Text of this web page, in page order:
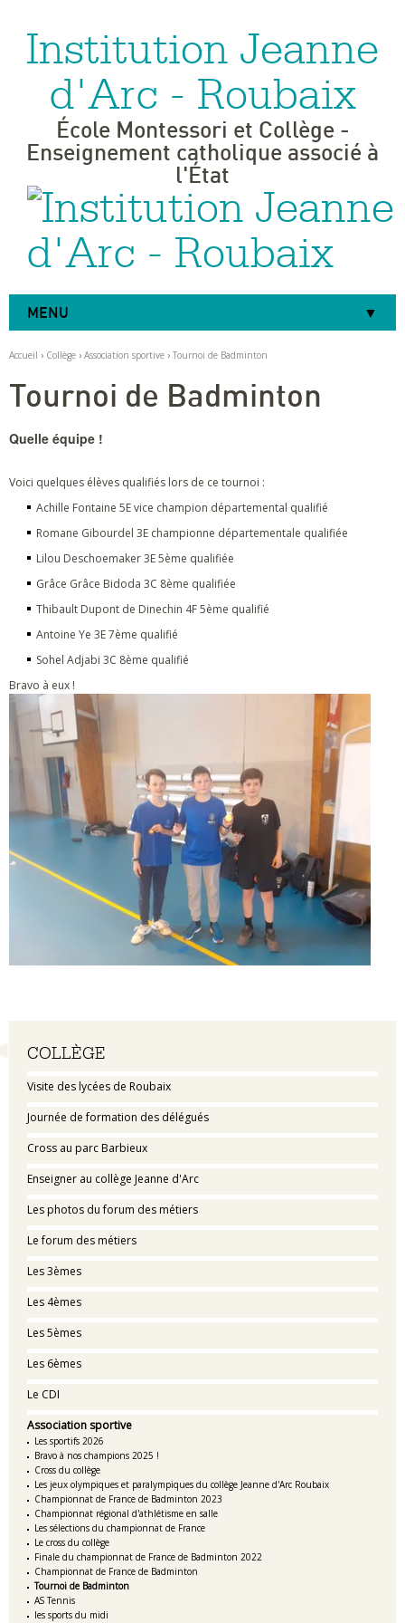
Outils
personnels
Institution Jeanne
d'Arc - Roubaix
École Montessori et Collège -
Enseignement catholique associé à
l'État
MENU
Accueil › Collège › Association sportive › Tournoi de Badminton
Navigation
COLLÈGE
Visite des lycées de Roubaix
Journée de formation des délégués
Cross au parc Barbieux
Enseigner au collège Jeanne d'Arc
Les photos du forum des métiers
Le forum des métiers
Les 3èmes
Les 4èmes
Les 5èmes
Les 6èmes
Le CDI
Association sportive
Les sportifs 2026
Bravo à nos champions 2025 !
Cross du collège
Les jeux olympiques et paralympiques du collège Jeanne d'Arc Roubaix
Championnat de France de Badminton 2023
Championnat régional d'athlétisme en salle
Les sélections du championnat de France
Le cross du collège
Finale du championnat de France de Badminton 2022
Championnat de France de Badminton
Tournoi de Badminton
AS Tennis
les sports du midi
Tournoi de Badminton
Quelle équipe !
Voici quelques élèves qualifiés lors de ce tournoi :
Achille Fontaine 5E vice champion départemental qualifié
Romane Gibourdel 3E championne départementale qualifiée
Lilou Deschoemaker 3E 5ème qualifiée
Grâce Grâce Bidoda 3C 8ème qualifiée
Thibault Dupont de Dinechin 4F 5ème qualifié
Antoine Ye 3E 7ème qualifié
Sohel Adjabi 3C 8ème qualifié
Bravo à eux !